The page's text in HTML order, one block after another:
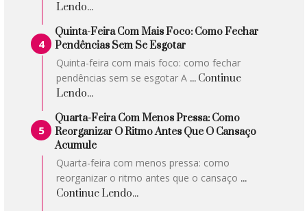
Lendo...
Quinta-Feira Com Mais Foco: Como Fechar
Pendências Sem Se Esgotar
Quinta-feira com mais foco: como fechar
pendências sem se esgotar A ... Continue
Lendo...
Quarta-Feira Com Menos Pressa: Como
Reorganizar O Ritmo Antes Que O Cansaço
Acumule
Quarta-feira com menos pressa: como
reorganizar o ritmo antes que o cansaço ...
Continue Lendo...